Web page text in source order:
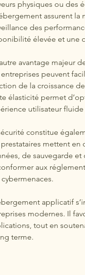
physiques ou des
assurent la
des
élevée et une
avantage majeur
entreprises peuvent
de la croissance
élasticité permet
utilisateur
constitue
prestataires mettent
de sauvegarde et
aux
cybermenaces.
applicatif
modernes. Il
tout en
terme.